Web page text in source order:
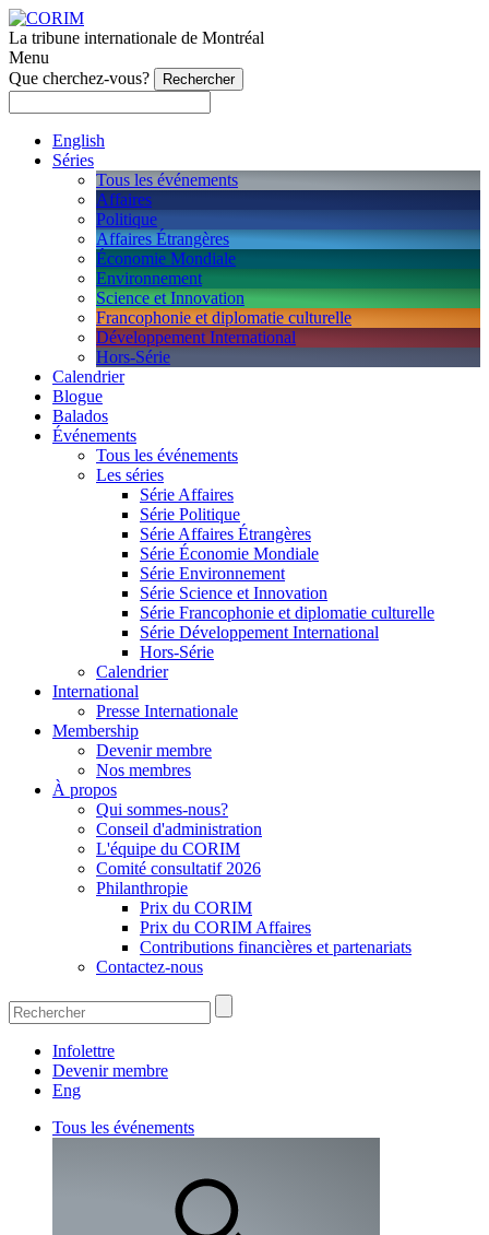
La tribune internationale de Montréal
Menu
Que cherchez-vous?
English
Séries
Tous les événements
Affaires
Politique
Affaires Étrangères
Économie Mondiale
Environnement
Science et Innovation
Francophonie et diplomatie culturelle
Développement International
Hors-Série
Calendrier
Blogue
Balados
Événements
Tous les événements
Les séries
Série Affaires
Série Politique
Série Affaires Étrangères
Série Économie Mondiale
Série Environnement
Série Science et Innovation
Série Francophonie et diplomatie culturelle
Série Développement International
Hors-Série
Calendrier
International
Presse Internationale
Membership
Devenir membre
Nos membres
À propos
Qui sommes-nous?
Conseil d'administration
L'équipe du CORIM
Comité consultatif 2026
Philanthropie
Prix du CORIM
Prix du CORIM Affaires
Contributions financières et partenariats
Contactez-nous
Infolettre
Devenir membre
Eng
Tous les événements